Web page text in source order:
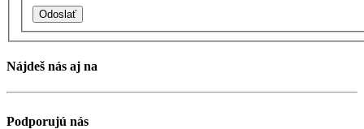
Odoslať
Nájdeš nás aj na
Podporujú nás